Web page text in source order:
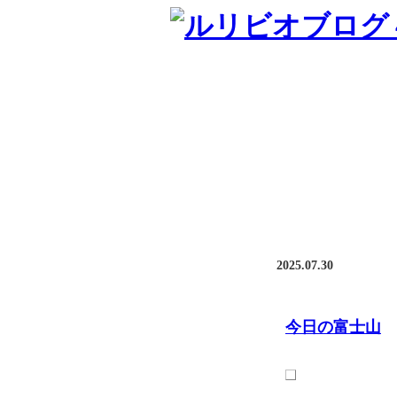
2025.07.30
今日の富士山